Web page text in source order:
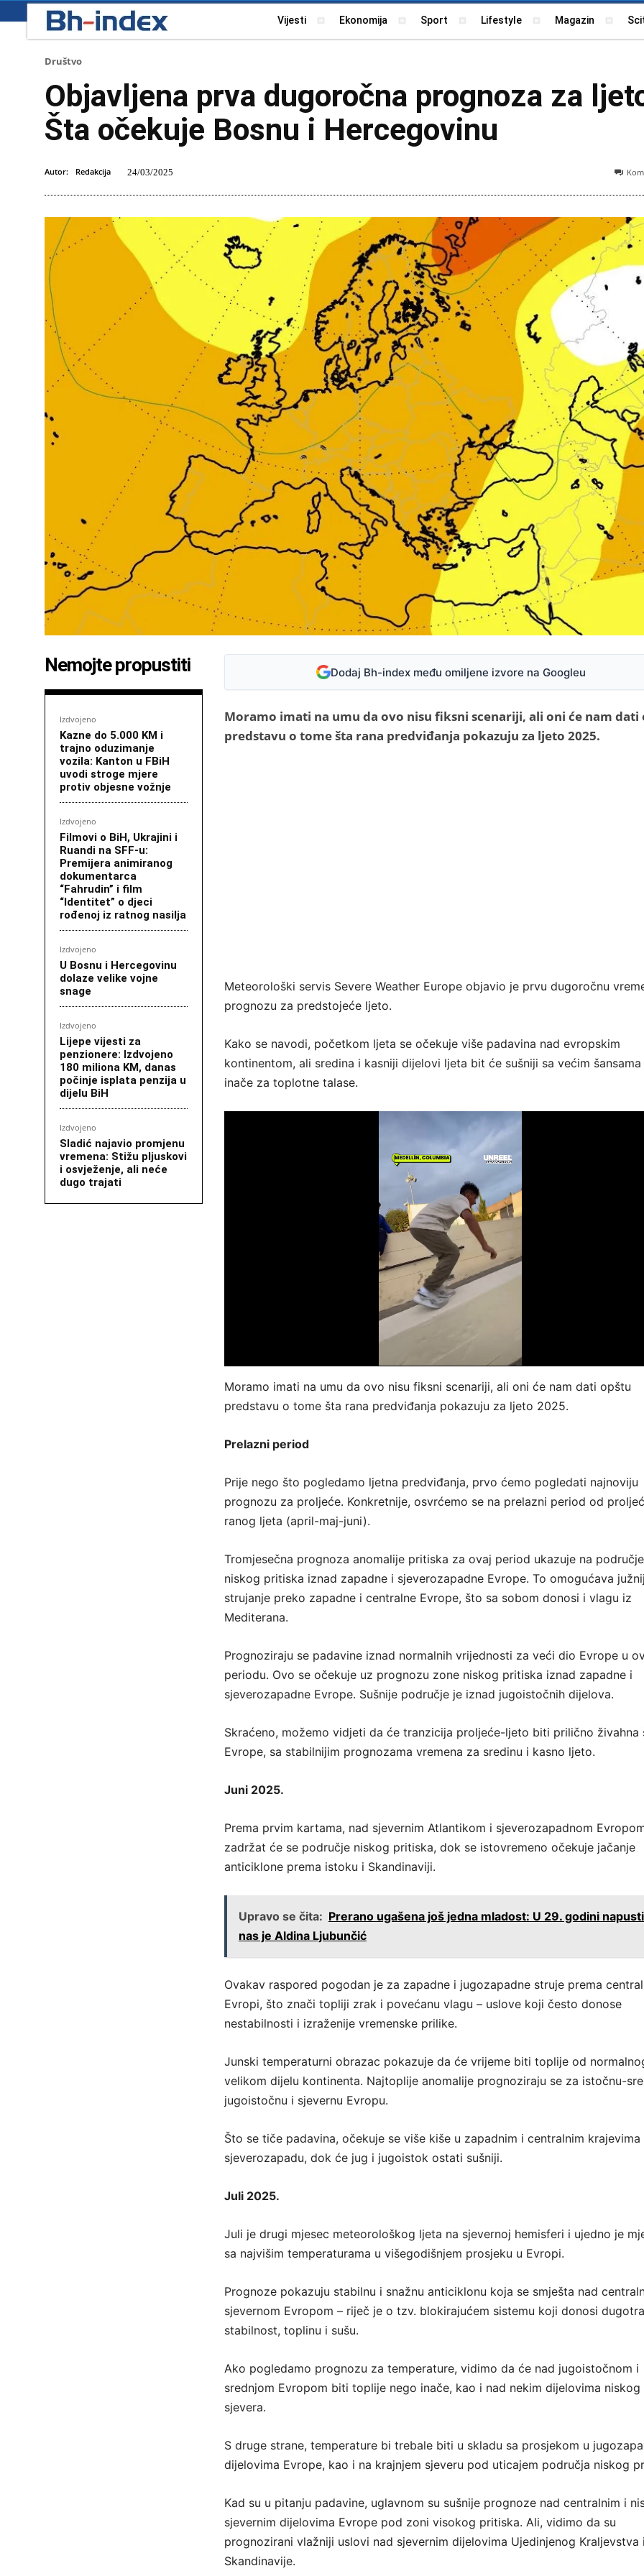
Vijesti Ekonomija Sport Lifestyle Magazin
Društvo
Objavljena prva dugoročna prognoza za
Šta očekuje Bosnu i Hercegovinu
Autor: Redakcija 24/03/2025
Nemojte propustiti
Izdvojeno
Kazne do 5.000 KM i
trajno oduzimanje
vozila: Kanton u FBiH
uvodi stroge mjere
protiv objesne vožnje
Izdvojeno
Filmovi o BiH, Ukrajini i
Ruandi na SFF-u:
Premijera animiranog
dokumentarca
“Fahrudin” i film
“Identitet” o djeci
rođenoj iz ratnog nasilja
Izdvojeno
U Bosnu i Hercegovinu
dolaze velike vojne
snage
Izdvojeno
Lijepe vijesti za
penzionere: Izdvojeno
180 miliona KM, danas
počinje isplata penzija u
dijelu BiH
Izdvojeno
Sladić najavio promjenu
vremena: Stižu pljuskovi
i osvježenje, ali neće
dugo trajati
Dodaj Bh-index među omiljene izvore na Googleu
Moramo imati na umu da ovo nisu fiksni scenariji, ali oni će nam dati
predstavu o tome šta rana predviđanja pokazuju za ljeto 2025.
Meteorološki servis Severe Weather Europe objavio je prvu dugoročnu
prognozu za predstojeće ljeto.
Kako se navodi, početkom ljeta se očekuje više padavina nad evropskim
kontinentom, ali sredina i kasniji dijelovi ljeta bit će sušniji sa većim šansama
inače za toplotne talase.
Moramo imati na umu da ovo nisu fiksni scenariji, ali oni će nam dati opštu
predstavu o tome šta rana predviđanja pokazuju za ljeto 2025.
Prelazni period
Prije nego što pogledamo ljetna predviđanja, prvo ćemo pogledati najnoviju
prognozu za proljeće. Konkretnije, osvrćemo se na prelazni period od
ranog ljeta (april-maj-juni).
Tromjesečna prognoza anomalije pritiska za ovaj period ukazuje na područje
niskog pritiska iznad zapadne i sjeverozapadne Evrope. To omogućava
strujanje preko zapadne i centralne Evrope, što sa sobom donosi i vlagu iz
Mediterana.
Prognoziraju se padavine iznad normalnih vrijednosti za veći dio Evrope u
periodu. Ovo se očekuje uz prognozu zone niskog pritiska iznad zapadne i
sjeverozapadne Evrope. Sušnije područje je iznad jugoistočnih dijelova.
Skraćeno, možemo vidjeti da će tranzicija proljeće-ljeto biti prilično živahna
Evrope, sa stabilnijim prognozama vremena za sredinu i kasno ljeto.
Juni 2025.
Prema prvim kartama, nad sjevernim Atlantikom i sjeverozapadnom
zadržat će se područje niskog pritiska, dok se istovremeno očekuje jačanje
anticiklone prema istoku i Skandinaviji.
Upravo se čita: Prerano ugašena još jedna mladost: U 29. godini
nas je Aldina Ljubunčić
Ovakav raspored pogodan je za zapadne i jugozapadne struje prema
Evropi, što znači topliji zrak i povećanu vlagu – uslove koji često donose
nestabilnosti i izraženije vremenske prilike.
Junski temperaturni obrazac pokazuje da će vrijeme biti toplije od
velikom dijelu kontinenta. Najtoplije anomalije prognoziraju se za istočnu-
jugoistočnu i sjevernu Evropu.
Što se tiče padavina, očekuje se više kiše u zapadnim i centralnim krajevima
sjeverozapadu, dok će jug i jugoistok ostati sušniji.
Juli 2025.
Juli je drugi mjesec meteorološkog ljeta na sjevernoj hemisferi i ujedno je
sa najvišim temperaturama u višegodišnjem prosjeku u Evropi.
Prognoze pokazuju stabilnu i snažnu anticiklonu koja se smješta nad
sjevernom Evropom – riječ je o tzv. blokirajućem sistemu koji donosi
stabilnost, toplinu i sušu.
Ako pogledamo prognozu za temperature, vidimo da će nad jugoistočnom i
srednjom Evropom biti toplije nego inače, kao i nad nekim dijelovima niskog
sjevera.
S druge strane, temperature bi trebale biti u skladu sa prosjekom u
dijelovima Evrope, kao i na krajnjem sjeveru pod uticajem područja niskog
Kad su u pitanju padavine, uglavnom su sušnije prognoze nad centralnim i
sjevernim dijelovima Evrope pod zoni visokog pritiska. Ali, vidimo da su
prognozirani vlažniji uslovi nad sjevernim dijelovima Ujedinjenog Kraljevstva i
Skandinavije.